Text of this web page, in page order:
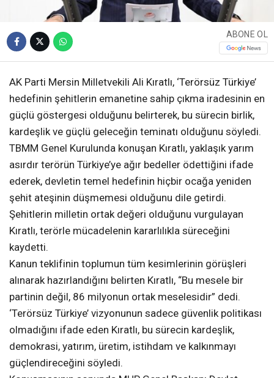
ABONE OL
AK Parti Mersin Milletvekili Ali Kıratlı, ‘Terörsüz Türkiye’
hedefinin şehitlerin emanetine sahip çıkma iradesinin en
güçlü göstergesi olduğunu belirterek, bu sürecin birlik,
kardeşlik ve güçlü geleceğin teminatı olduğunu söyledi.
TBMM Genel Kurulunda konuşan Kıratlı, yaklaşık yarım
asırdır terörün Türkiye’ye ağır bedeller ödettiğini ifade
ederek, devletin temel hedefinin hiçbir ocağa yeniden
şehit ateşinin düşmemesi olduğunu dile getirdi.
Şehitlerin milletin ortak değeri olduğunu vurgulayan
Kıratlı, terörle mücadelenin kararlılıkla süreceğini
kaydetti.
Kanun teklifinin toplumun tüm kesimlerinin görüşleri
alınarak hazırlandığını belirten Kıratlı, “Bu mesele bir
partinin değil, 86 milyonun ortak meselesidir” dedi.
‘Terörsüz Türkiye’ vizyonunun sadece güvenlik politikası
olmadığını ifade eden Kıratlı, bu sürecin kardeşlik,
demokrasi, yatırım, üretim, istihdam ve kalkınmayı
güçlendireceğini söyledi.